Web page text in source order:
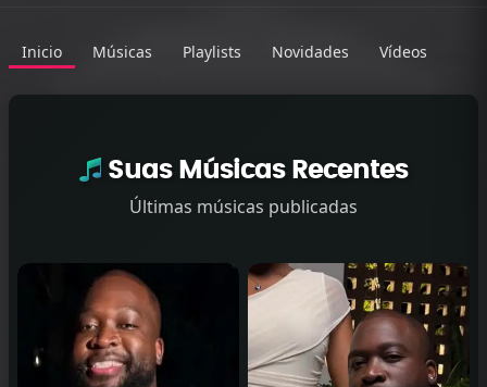
Inicio Músicas Playlists Novidades Vídeos
Suas Músicas Recentes
Últimas músicas publicadas